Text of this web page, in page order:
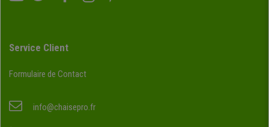
Service Client
Formulaire de Contact
info@chaisepro.fr